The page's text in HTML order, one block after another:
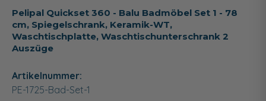
Pelipal Quickset 360 - Balu Badmöbel Set 1 - 78
cm, Spiegelschrank, Keramik-WT,
Waschtischplatte, Waschtischunterschrank 2
Auszüge
Artikelnummer:
PE-1725-Bad-Set-1